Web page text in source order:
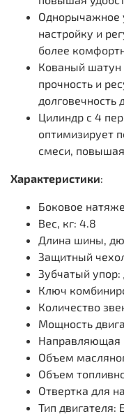
Однорычажное
настройку и
более
Кованый шатун
прочность и
долговечность
Цилиндр с 4
оптимизирует
смеси,
Характеристики:
Боковое
Вес, кг: 4.8
Длина шины,
Защитный
Зубчатый упор:
Ключ
Количество
Мощность
Направляющая
Объем
Объем
Отвертка для
Тип двигателя: